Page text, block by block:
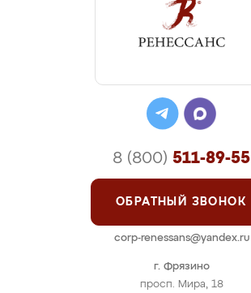
г. Фрязино
просп. Мира, 18
8 (800) 511-89-55
ОБРАТНЫЙ ЗВОНОК
corp-renessans@yandex.ru